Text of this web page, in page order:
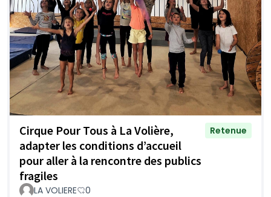
Cirque Pour Tous à La Volière,
adapter les conditions d’accueil
pour aller à la rencontre des publics
fragiles
Retenue
LA VOLIERE 0